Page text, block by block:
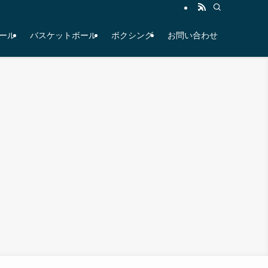
ル バスケットボール ボクシング お問い合わせ